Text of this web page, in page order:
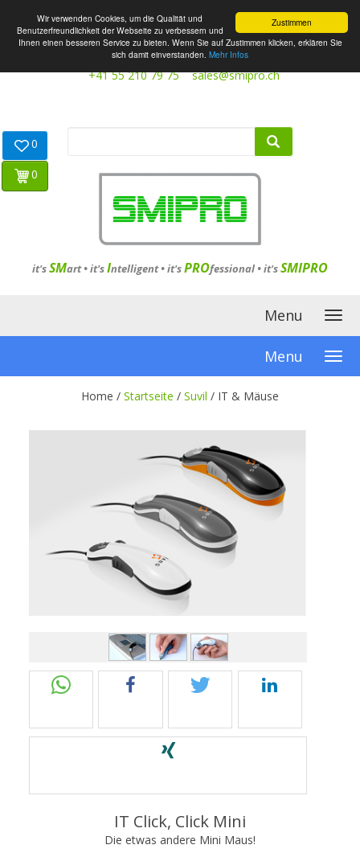
Zustimmen
Wir verwenden Cookies, um die Qualität und
Benutzerfreundlichkeit der Webseite zu verbessern und
Ihnen einen besseren Service zu bieten. Wenn Sie auf Zustimmen klicken, erklären Sie
sich damit einverstanden. Mehr Infos
+41 55 210 79 75 sales@smipro.ch
it'sSMart •it'sIntelligent•it'sPROfessional •it'sSMIPRO
0
0
Menu
Menu
Home / Startseite / Suvil / IT & Mäuse
IT Click, Click Mini
Die etwas andere Mini Maus!